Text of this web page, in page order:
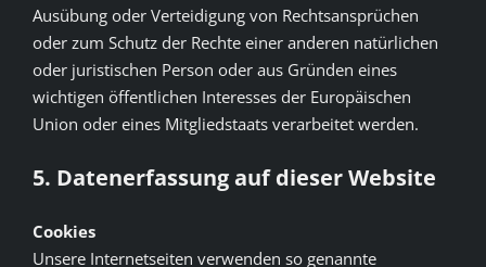
Ausübung oder Verteidigung von Rechtsansprüchen
oder zum Schutz der Rechte einer anderen natürlichen
oder juristischen Person oder aus Gründen eines
wichtigen öffentlichen Interesses der Europäischen
Union oder eines Mitgliedstaats verarbeitet werden.
5. Datenerfassung auf dieser Website
Cookies
Unsere Internetseiten verwenden so genannte